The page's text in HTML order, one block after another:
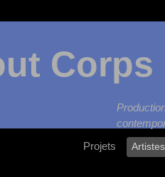
Corps
Projets
Artistes